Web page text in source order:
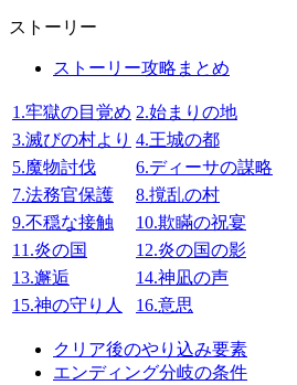
ストーリー
ストーリー攻略まとめ
1.牢獄の目覚め 2.始まりの地
3.滅びの村より 4.王城の都
5.魔物討伐
6.ディーサの謀略
7.法務官保護
8.撹乱の村
9.不穏な接触
10.欺瞞の祝宴
11.炎の国
12.炎の国の影
13.邂逅
14.神凪の声
15.神の守り人
16.意思
クリア後のやり込み要素
エンディング分岐の条件